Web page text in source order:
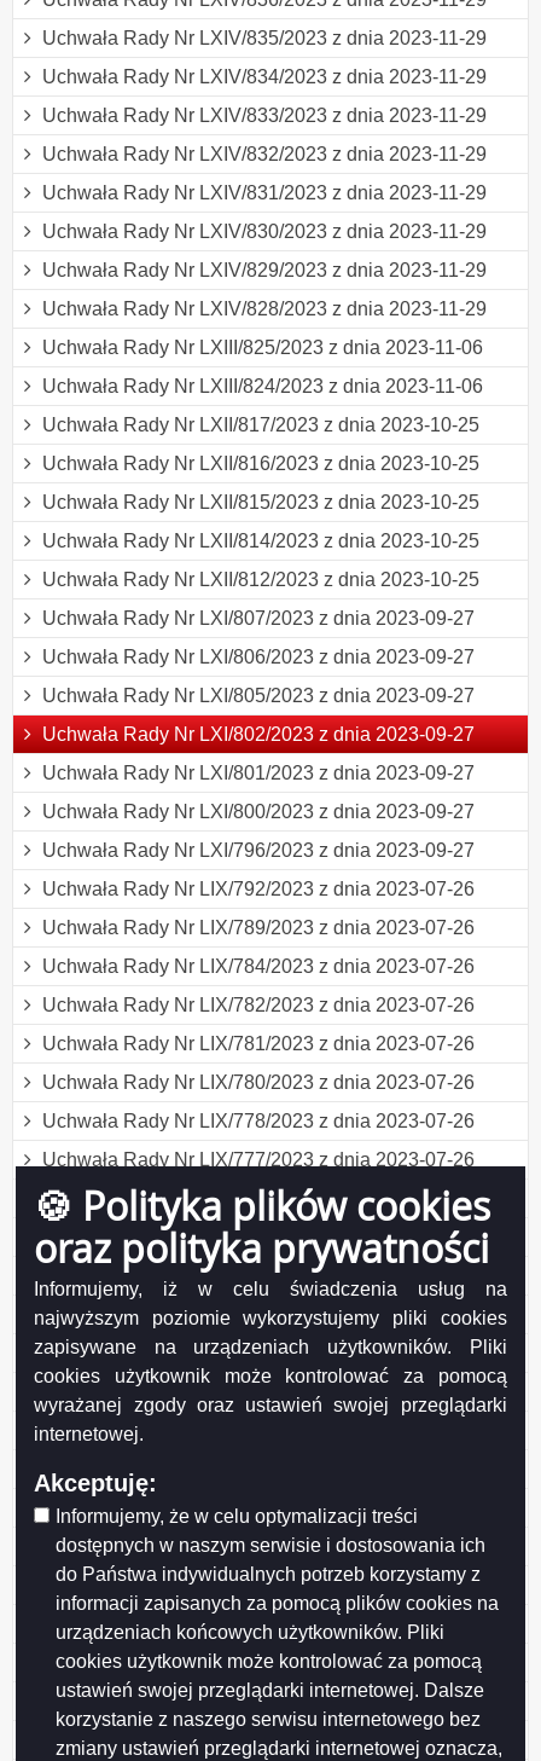
🍪 Polityka plików cookies
oraz polityka prywatności
Informujemy, iż w celu świadczenia usług na
najwyższym poziomie wykorzystujemy pliki cookies
zapisywane na urządzeniach użytkowników. Pliki
cookies użytkownik może kontrolować za pomocą
wyrażanej zgody oraz ustawień swojej przeglądarki
internetowej.
Akceptuję:
Informujemy, że w celu optymalizacji treści
dostępnych w naszym serwisie i dostosowania ich
do Państwa indywidualnych potrzeb korzystamy z
informacji zapisanych za pomocą plików cookies na
urządzeniach końcowych użytkowników. Pliki
cookies użytkownik może kontrolować za pomocą
ustawień swojej przeglądarki internetowej. Dalsze
korzystanie z naszego serwisu internetowego bez
zmiany ustawień przeglądarki internetowej oznacza,
Uchwała Rady Nr LXIV/835/2023 z dnia 2023-11-29
Uchwała Rady Nr LXIV/834/2023 z dnia 2023-11-29
Uchwała Rady Nr LXIV/833/2023 z dnia 2023-11-29
Uchwała Rady Nr LXIV/832/2023 z dnia 2023-11-29
Uchwała Rady Nr LXIV/831/2023 z dnia 2023-11-29
Uchwała Rady Nr LXIV/830/2023 z dnia 2023-11-29
Uchwała Rady Nr LXIV/829/2023 z dnia 2023-11-29
Uchwała Rady Nr LXIV/828/2023 z dnia 2023-11-29
Uchwała Rady Nr LXIII/825/2023 z dnia 2023-11-06
Uchwała Rady Nr LXIII/824/2023 z dnia 2023-11-06
Uchwała Rady Nr LXII/817/2023 z dnia 2023-10-25
Uchwała Rady Nr LXII/816/2023 z dnia 2023-10-25
Uchwała Rady Nr LXII/815/2023 z dnia 2023-10-25
Uchwała Rady Nr LXII/814/2023 z dnia 2023-10-25
Uchwała Rady Nr LXII/812/2023 z dnia 2023-10-25
Uchwała Rady Nr LXI/807/2023 z dnia 2023-09-27
Uchwała Rady Nr LXI/806/2023 z dnia 2023-09-27
Uchwała Rady Nr LXI/805/2023 z dnia 2023-09-27
Uchwała Rady Nr LXI/802/2023 z dnia 2023-09-27
Uchwała Rady Nr LXI/801/2023 z dnia 2023-09-27
Uchwała Rady Nr LXI/800/2023 z dnia 2023-09-27
Uchwała Rady Nr LXI/796/2023 z dnia 2023-09-27
Uchwała Rady Nr LIX/792/2023 z dnia 2023-07-26
Uchwała Rady Nr LIX/789/2023 z dnia 2023-07-26
Uchwała Rady Nr LIX/784/2023 z dnia 2023-07-26
Uchwała Rady Nr LIX/782/2023 z dnia 2023-07-26
Uchwała Rady Nr LIX/781/2023 z dnia 2023-07-26
Uchwała Rady Nr LIX/780/2023 z dnia 2023-07-26
Uchwała Rady Nr LIX/778/2023 z dnia 2023-07-26
Uchwała Rady Nr LIX/777/2023 z dnia 2023-07-26
Obwieszczenie Rady Miejskiej z dnia 2023-06-28
Uchwała Rady Nr LVIII/773/2023 z dnia 2023-06-28
Uchwała Rady Nr LVIII/771/2023 z dnia 2023-06-28
Uchwała Rady Nr LVIII/770/2023 z dnia 2023-06-28
Uchwała Rady Nr LVIII/769/2023 z dnia 2023-06-28
Uchwała Rady Nr LVIII/768/2023 z dnia 2023-06-28
Uchwała Rady Nr LVIII/762/2023 z dnia 2023-06-28
Uchwała Rady Nr LVIII/761/2023 z dnia 2023-06-28
Uchwała Rady Nr LVIII/760/2023 z dnia 2023-06-28
Uchwała Rady Nr LVIII/759/2023 z dnia 2023-06-28
Uchwała Rady Nr LVIII/758/2023 z dnia 2023-06-28
Uchwała Rady Nr LVII/748/2023 z dnia 2023-05-31
Uchwała Rady Nr LVII/754/2023 z dnia 2023-05-31
Uchwała Rady Nr LVII/753/2023 z dnia 2023-05-31
Uchwała Rady Nr LVII/751/2023 z dnia 2023-05-31